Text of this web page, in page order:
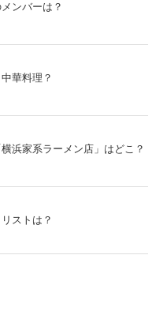
ンバーは？
華料理？
浜家系ラーメン店」はどこ？
ストは？